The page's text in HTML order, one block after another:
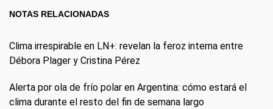
NOTAS RELACIONADAS
Clima irrespirable en LN+: revelan la feroz interna entre
Débora Plager y Cristina Pérez
Alerta por ola de frío polar en Argentina: cómo estará el
clima durante el resto del fin de semana largo